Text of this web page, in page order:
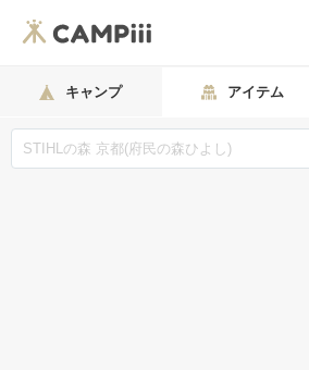
キャンプ アイテム